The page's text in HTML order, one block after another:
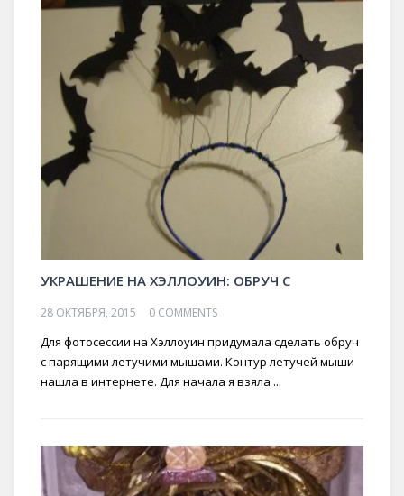
УКРАШЕНИЕ НА ХЭЛЛОУИН: ОБРУЧ С
28 ОКТЯБРЯ, 2015 0 COMMENTS
Для фотосессии на Хэллоуин придумала сделать обруч
с парящими летучими мышами. Контур летучей мыши
нашла в интернете. Для начала я взяла ...